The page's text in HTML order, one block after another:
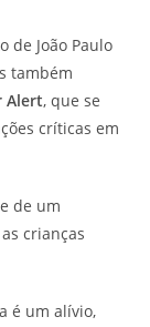
de João Paulo
também
Alert, que se
críticas em
de um
crianças
é um alívio,